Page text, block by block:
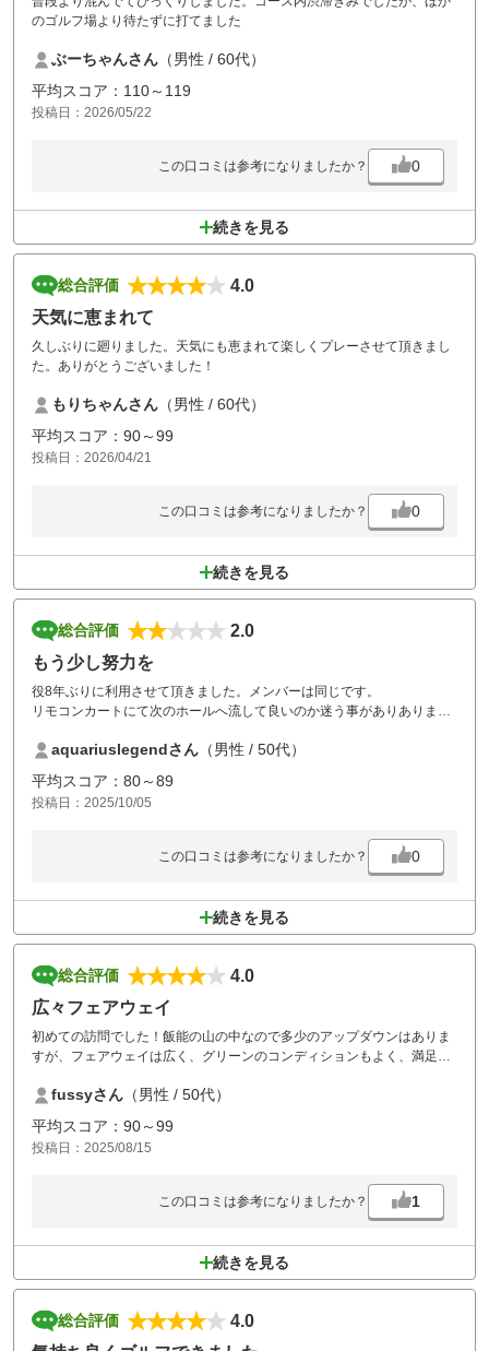
のゴルフ場より待たずに打てました
ぶーちゃんさん （男性 / 60代）
平均スコア：110～119
投稿日：2026/05/22
この口コミは参考になりましたか？ 0
続きを見る
総合評価
4.0
天気に恵まれて
久しぶりに廻りました。天気にも恵まれて楽しくプレーさせて頂きまし
た。ありがとうございました！
もりちゃんさん （男性 / 60代）
平均スコア：90～99
投稿日：2026/04/21
この口コミは参考になりましたか？ 0
続きを見る
総合評価
2.0
もう少し努力を
役8年ぶりに利用させて頂きました。メンバーは同じです。
リモコンカートにて次のホールへ流して良いのか迷う事がありありまし
がありました。またバンカーの水捌けが悪く、砂が入っていないので田
んぼのような状態のガードバンカーがあり、出すのに苦労しました。
また食事の値段は高いのは常ですが、品質向上に期待します。
aquariuslegendさん （男性 / 50代）
平均スコア：80～89
投稿日：2025/10/05
この口コミは参考になりましたか？ 0
続きを見る
総合評価
4.0
広々フェアウェイ
初めての訪問でした！飯能の山の中なので多少のアップダウンはありま
すが、フェアウェイは広く、グリーンのコンディションもよく、満足な
には家族と思われる鹿が5体程！！癒されました！
fussyさん （男性 / 50代）
平均スコア：90～99
投稿日：2025/08/15
この口コミは参考になりましたか？ 1
続きを見る
総合評価
4.0